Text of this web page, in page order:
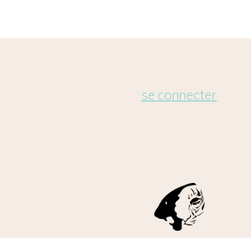
se connecter